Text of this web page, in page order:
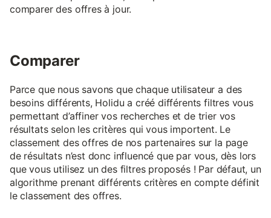
comparer des offres à jour.
Comparer
Parce que nous savons que chaque utilisateur a des
besoins différents, Holidu a créé différents filtres vous
permettant d’affiner vos recherches et de trier vos
résultats selon les critères qui vous importent. Le
classement des offres de nos partenaires sur la page
de résultats n’est donc influencé que par vous, dès lors
que vous utilisez un des filtres proposés ! Par défaut, un
algorithme prenant différents critères en compte définit
le classement des offres.